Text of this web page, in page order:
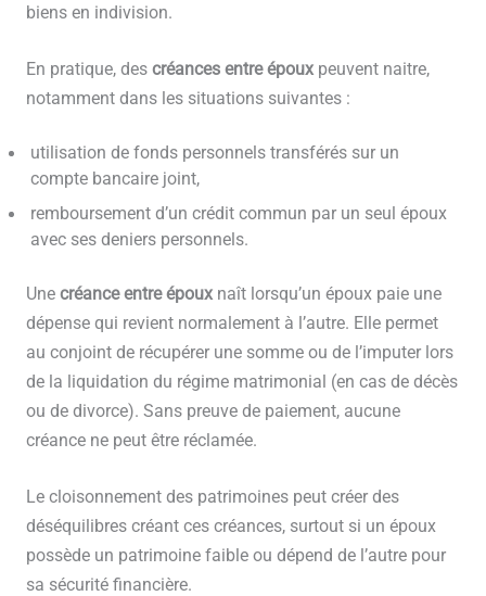
biens en indivision.
En pratique, des créances entre épouxpeuvent naitre,
notamment dans les situations suivantes :
utilisation de fonds personnels transférés sur un
compte bancaire joint,
remboursement d’un crédit commun par un seul époux
avec ses deniers personnels.
Une créance entre épouxnaît lorsqu’un époux paie une
dépense qui revient normalement à l’autre. Elle permet
au conjoint de récupérer une somme ou de l’imputer lors
de la liquidation du régime matrimonial (en cas de décès
ou de divorce). Sans preuve de paiement, aucune
créance ne peut être réclamée.
Le cloisonnement des patrimoines peut créer des
déséquilibres créant ces créances, surtout si un époux
possède un patrimoine faible ou dépend de l’autre pour
sa sécurité financière.